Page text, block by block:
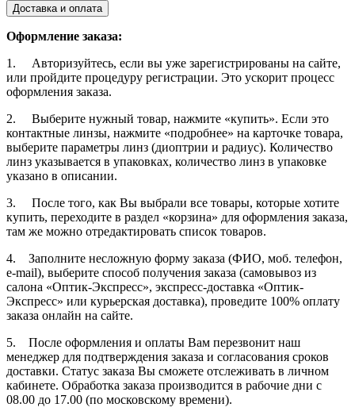
Доставка и оплата
Оформление заказа:
1. Авторизуйтесь, если вы уже зарегистрированы на сайте,
или пройдите процедуру регистрации. Это ускорит процесс
оформления заказа.
2. Выберите нужный товар, нажмите «купить». Если это
контактные линзы, нажмите «подробнее» на карточке товара,
выберите параметры линз (диоптрии и радиус). Количество
линз указывается в упаковках, количество линз в упаковке
указано в описании.
3. После того, как Вы выбрали все товары, которые хотите
купить, переходите в раздел «корзина» для оформления заказа,
там же можно отредактировать список товаров.
4. Заполните несложную форму заказа (ФИО, моб. телефон,
e-mail), выберите способ получения заказа (самовывоз из
салона «Оптик-Экспресс», экспресс-доставка «Оптик-
Экспресс» или курьерская доставка), проведите 100% оплату
заказа онлайн на сайте.
5. После оформления и оплаты Вам перезвонит наш
менеджер для подтверждения заказа и согласования сроков
доставки. Статус заказа Вы сможете отслеживать в личном
кабинете. Обработка заказа производится в рабочие дни с
08.00 до 17.00 (по московскому времени).